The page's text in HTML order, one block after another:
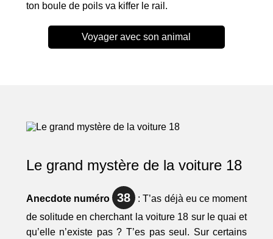
ton boule de poils va kiffer le rail.
Voyager avec son animal
Le grand mystère de la voiture 18
Anecdote numéro 38
: T’as déjà eu ce moment
de solitude en cherchant la voiture 18 sur le quai et
qu’elle n’existe pas ? T’es pas seul. Sur certains